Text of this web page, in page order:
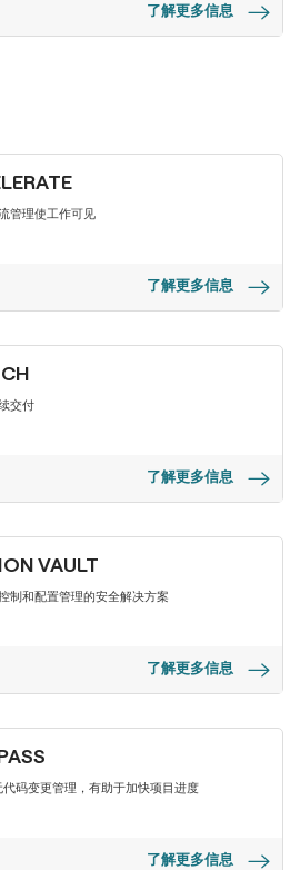
了解更多信息
管理使工作可见
了解更多信息
交付
了解更多信息
VAULT
制和配置管理的安全解决方案
了解更多信息
码变更管理，有助于加快项目进度
了解更多信息